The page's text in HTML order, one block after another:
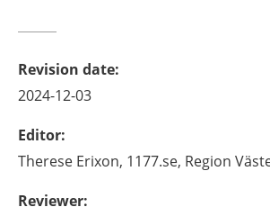
Revision date:
2024-12-03
Editor:
Therese Erixon, 1177.se, Region
Reviewer: